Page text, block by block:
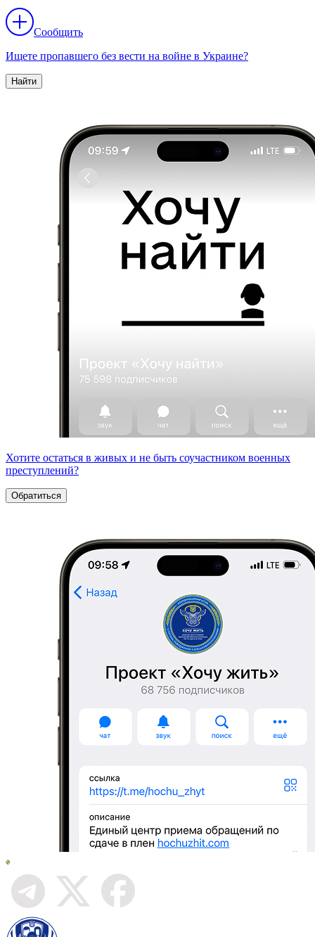
Сообщить
Ищете пропавшего без вести на войне в Украине?
Найти
Хотите остаться в живых и не быть соучастником военных
преступлений?
Обратиться